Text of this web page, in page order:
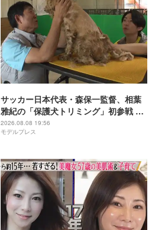
サッカー日本代表・森保一監督、相葉
雅紀の「保護犬トリミング」初参戦 ド
リームチームで心込めて挑む【24時間
テレビ49】
2026.08.08 19:56
モデルプレス